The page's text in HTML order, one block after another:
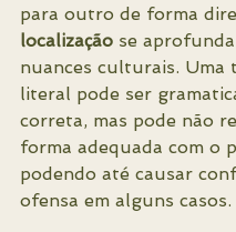
para outro de forma
localização se
nuances culturais. Uma
literal pode ser
correta, mas pode não
forma adequada com o
podendo até causar
ofensa em alguns casos.